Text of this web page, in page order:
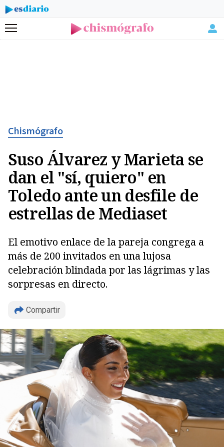
Menú
Chismógrafo
Suso Álvarez y Marieta se
dan el "sí, quiero" en
Toledo ante un desfile de
estrellas de Mediaset
El emotivo enlace de la pareja congrega a
más de 200 invitados en una lujosa
celebración blindada por las lágrimas y las
sorpresas en directo.
Compartir
Copiar